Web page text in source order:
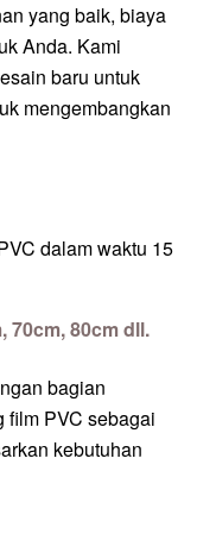
yang baik, biaya
Anda. Kami
baru untuk
mengembangkan
dalam waktu 15
70cm, 80cm dll.
bagian
film PVC sebagai
kebutuhan